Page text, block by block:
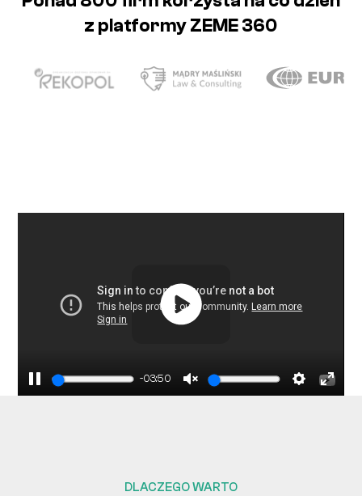
z platformy ZEME 360
Pause
-03:50
Unmute Settings
DLACZEGO WARTO